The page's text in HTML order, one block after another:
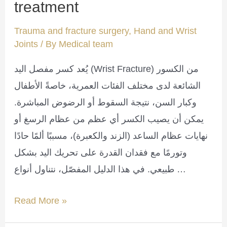
treatment
Trauma and fracture surgery, Hand and Wrist
Joints / By Medical team
يُعد كسر مفصل اليد (Wrist Fracture) من الكسور
الشائعة لدى مختلف الفئات العمرية، خاصةً الأطفال
وكبار السن، نتيجة السقوط أو الرضوض المباشرة.
يمكن أن يصيب الكسر أي عظم من عظام الرسغ أو
نهايات عظام الساعد (الزند والكعبرة)، مسببًا ألمًا حادًا
وتورمًا مع فقدان القدرة على تحريك اليد بشكل
طبيعي. في هذا الدليل المفصّل، نتناول أنواع …
wrist
Read More »